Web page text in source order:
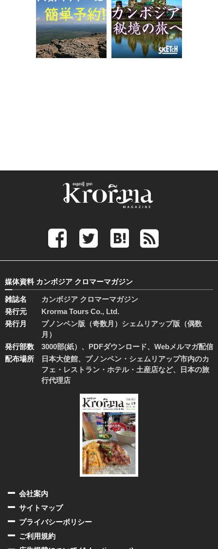
媒体資料 カンボジア クロマーマガジン
雑誌名
カンボジア クロマーマガジン
発行元
Krorma Tours Co., Ltd.
発行月
プノンペン版（奇数月）シェムリアップ版（偶数
月）
発行部数
3000部(紙）、PDFダウンロード、Webメルマガ配信
配布場所
日本大使館、プノンペン・シェムリアップ市内のカ
フェ・レストラン・ホテル・土産店など、日本の旅
行代理店
会社案内
サイトマップ
プライバシーポリシー
ご利用規約